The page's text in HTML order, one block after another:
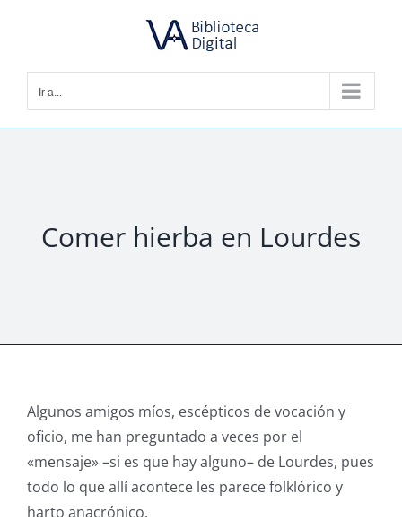
Ir a...
Comer hierba en Lourdes
Algunos amigos míos, escépticos de vocación y
oficio, me han preguntado a veces por el
«mensaje» –si es que hay alguno– de Lourdes, pues
todo lo que allí acontece les parece folklórico y
harto anacrónico.